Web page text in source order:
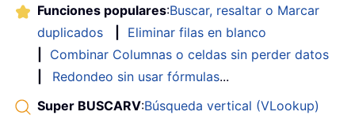
Funciones populares:Buscar, resaltar o Marcar
duplicados
Eliminar filas en blanco
Combinar Columnas o celdas sin perder datos
Redondeo sin usar fórmulas...
Super BUSCARV:Búsqueda vertical (VLookup)